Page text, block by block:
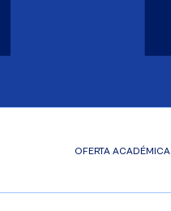
OFERTA ACADÉMICA